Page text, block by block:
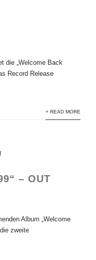
die „Welcome Back
Record Release
+ READ MORE
– OUT
Album „Welcome
zweite